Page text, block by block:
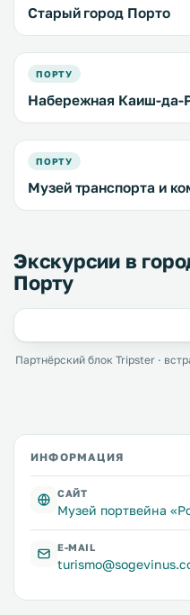
Старый город Порто
ПОРТУ
Набережная Каиш-да-
ПОРТУ
Музей транспорта и
Экскурсии в
Порту
Партнёрский блок Tripster ·
ИНФОРМАЦИЯ
САЙТ
Музей портвейна
E-MAIL